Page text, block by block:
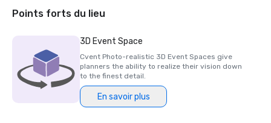
Points forts du lieu
3D Event Space
Cvent Photo-realistic 3D Event Spaces give
planners the ability to realize their vision down
to the finest detail.
En savoir plus